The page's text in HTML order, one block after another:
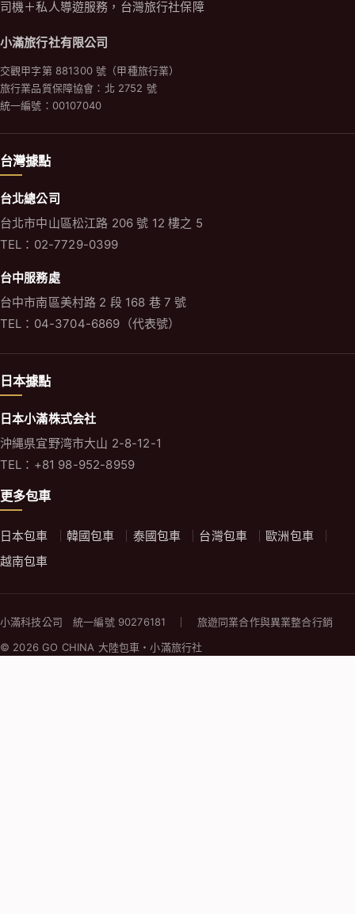
司機＋私人導遊服務，台灣旅行社保障
小滿旅行社有限公司
交觀甲字第 881300 號（甲種旅行業）
旅行業品質保障協會：北 2752 號
統一編號：00107040
台灣據點
台北總公司
台北市中山區松江路 206 號 12 樓之 5
TEL：02-7729-0399
台中服務處
台中市南區美村路 2 段 168 巷 7 號
TEL：04-3704-6869（代表號）
日本據點
日本小滿株式会社
沖縄県宜野湾市大山 2-8-12-1
TEL：+81 98-952-8959
更多包車
日本包車 韓國包車 泰國包車 台灣包車
歐洲包車
越南包車
小滿科技公司 統一編號 90276181 ｜ 旅遊同業合作與異業整合行銷
© 2026 GO CHINA 大陸包車・小滿旅行社